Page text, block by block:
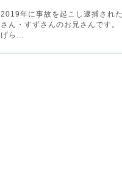
2019年に事故を起こし逮捕され
さん・すずさんのお兄さんです
げら...